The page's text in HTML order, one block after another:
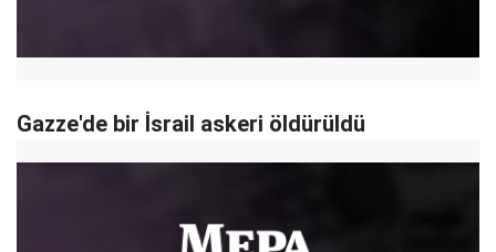
Gazze'de bir İsrail askeri öldürüldü